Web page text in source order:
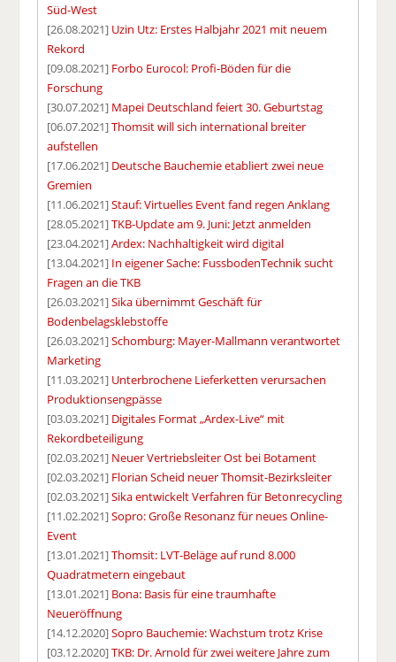
Süd-West
[26.08.2021] Uzin Utz: Erstes Halbjahr 2021 mit neuem
Rekord
[09.08.2021] Forbo Eurocol: Profi-Böden für die
Forschung
[30.07.2021] Mapei Deutschland feiert 30. Geburtstag
[06.07.2021]Thomsit will sich international breiter
aufstellen
[17.06.2021] Deutsche Bauchemie etabliert zwei neue
Gremien
[11.06.2021]Stauf: Virtuelles Event fand regen Anklang
[28.05.2021]TKB-Update am 9. Juni: Jetzt anmelden
[23.04.2021]Ardex: Nachhaltigkeit wird digital
[13.04.2021] In eigener Sache: FussbodenTechnik sucht
Fragen an die TKB
[26.03.2021]Sika übernimmt Geschäft für
Bodenbelagsklebstoffe
[26.03.2021]Schomburg: Mayer-Mallmann verantwortet
Marketing
[11.03.2021] Unterbrochene Lieferketten verursachen
Produktionsengpässe
[03.03.2021] Digitales Format „Ardex-Live“ mit
Rekordbeteiligung
[02.03.2021] Neuer Vertriebsleiter Ost bei Botament
[02.03.2021] Florian Scheid neuer Thomsit-Bezirksleiter
[02.03.2021]Sika entwickelt Verfahren für Betonrecycling
[11.02.2021]Sopro: Große Resonanz für neues Online-
Event
[13.01.2021]Thomsit: LVT-Beläge auf rund 8.000
Quadratmetern eingebaut
[13.01.2021] Bona: Basis für eine traumhafte
Neueröffnung
[14.12.2020]Sopro Bauchemie: Wachstum trotz Krise
[03.12.2020]TKB: Dr. Arnold für zwei weitere Jahre zum